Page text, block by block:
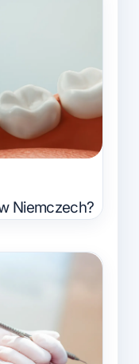
Niemczech?